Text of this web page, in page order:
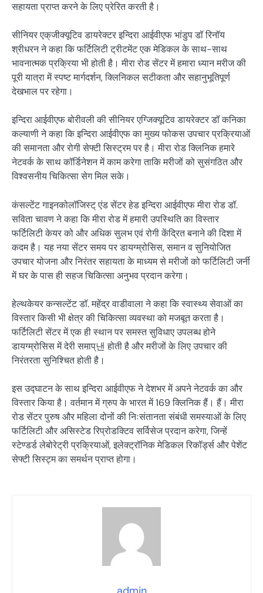
सहायता प्राप्त करने के लिए प्रेरित करती है।
सीनियर एक्‌जीक्यूटिव डायरेक्टर इन्दिरा आईवीएफ भांडुप डॉ रिनॉय
श्रीधरन ने कहा कि फर्टिलिटी ट्रीटमेंट एक मेडिकल के साथ-साथ
भावनात्मक प्रक्रिया भी होती है। मीरा रोड सेंटर में हमारा ध्यान मरीज की
पूरी यात्रा में स्पष्ट मार्गदर्शन, क्लिनिकल सटीकता और सहानुभूतिपूर्ण
देखभाल पर रहेगा।
इन्दिरा आईवीएफ बोरीवली की सीनियर एग्जिक्यूटिव डायरेक्टर डॉ कनिका
कल्याणी ने कहा कि इन्दिरा आईवीएफ का मुख्य फोकस उपचार प्रक्रियाओं
की समानता और रोगी सेफ्टी सिस्ट्रम पर है। मीरा रोड क्लिनिक हमारे
नेटवर्क के साथ कॉर्डिनेशन में काम करेगा ताकि मरीजों को सुसंगठित और
विश्वसनीय चिकित्सा सेग मिल सके।
कंसल्टेंट गाइनकोलॉजिस्ट् एंड सेंटर हेड इन्दिरा आईवीएफ मीरा रोड डॉ.
सविता चावण ने कहा कि मीरा रोड में हमारी उपस्थिति का विस्तार
फर्टिलिटी केयर को और अधिक सुलभ एवं रोगी केंद्रित बनाने की दिशा में
कदम है। यह नया सेंटर समय पर डायग्म्रोसिस, समान व सुनियोजित
उपचार योजना और निरंतर सहायता के माध्यम से मरीजों को फर्टिलिटी जर्नी
में घर के पास ही सहज चिकित्सा अनुभव प्रदान करेगा।
हेल्थकेयर कन्सल्टेंट डॉ. महेंद्र वाडीवाला ने कहा कि स्वास्थ्य सेवाओं का
विस्तार किसी भी क्षेत्र की चिकित्सा व्यवस्था को मजबूत करता है।
फर्टिलिटी सेंटर में एक ही स्थान पर समस्त सुविधाए उपलब्ध होने
डायग्म्रोसिस में देरी समाप्낸 होती है और मरीजों के लिए उपचार की
निरंतरता सुनिश्चित होती है।
इस उद्घाटन के साथ इन्दिरा आईवीएफ ने देशभर में अपने नेटवर्क का और
विस्तार किया है। वर्तमान में ग्रुप के भारत में 169 क्लिनिक हैं। हैं। मीरा
रोड सेंटर पुरुष और महिला दोनों की निःसंतानता संबंधी समस्याओं के लिए
फर्टिलिटी और असिस्टेड रिप्रोडक्टिव सर्विसेज प्रदान करेगा, जिन्हें
स्टेण्डर्ड लेबोरेट्री प्रक्रियाओं, इलेक्ट्रॉनिक मेडिकल रिकॉर्ड्स और पेशेंट
सेफ्टी सिस्ट्म का समर्थन प्राप्त होगा।